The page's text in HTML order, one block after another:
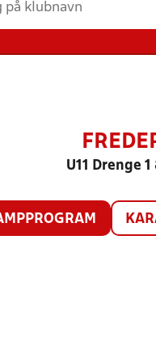
U11 Drenge